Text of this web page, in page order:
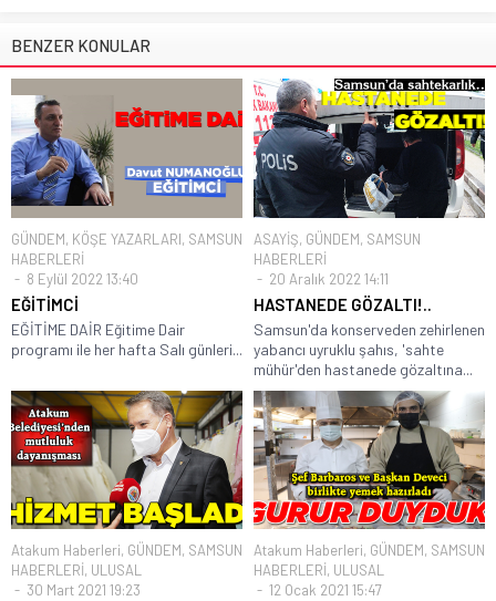
BENZER KONULAR
GÜNDEM, KÖŞE YAZARLARI, SAMSUN
HABERLERİ
8 Eylül 2022 13:40
EĞİTİMCİ
EĞİTİME DAİR Eğitime Dair
programı ile her hafta Salı günleri...
ASAYİŞ, GÜNDEM, SAMSUN
HABERLERİ
20 Aralık 2022 14:11
HASTANEDE GÖZALTI!..
Samsun'da konserveden zehirlenen
yabancı uyruklu şahıs, 'sahte
mühür'den hastanede gözaltına...
Atakum Haberleri, GÜNDEM, SAMSUN
HABERLERİ, ULUSAL
30 Mart 2021 19:23
Atakum Haberleri, GÜNDEM, SAMSUN
HABERLERİ, ULUSAL
12 Ocak 2021 15:47